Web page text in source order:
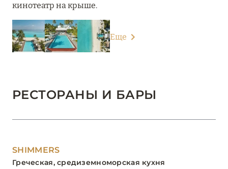
кинотеатр на крыше.
Еще
РЕСТОРАНЫ И БАРЫ
SHIMMERS
Греческая, средиземноморская кухня